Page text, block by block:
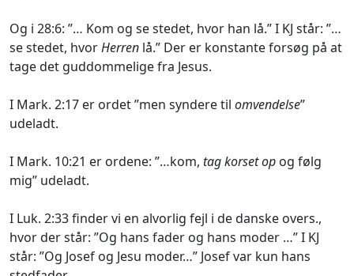
Og i 28:6: ”… Kom og se stedet, hvor han lå.” I KJ står: ”…
se stedet, hvorHerren lå.” Der er konstante forsøg på at
tage det guddommelige fra Jesus.
I Mark. 2:17 er ordet ”men syndere til omvendelse”
udeladt.
I Mark. 10:21 er ordene: ”…kom, tag korset op og følg
mig” udeladt.
I Luk. 2:33 finder vi en alvorlig fejl i de danske overs.,
hvor der står: ”Og hans fader og hans moder …” I KJ
står: ”Og Josef og Jesu moder…” Josef var kun hans